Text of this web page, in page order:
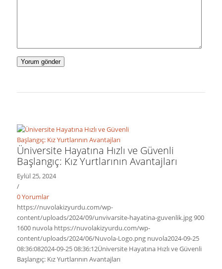
Üniversite Hayatına Hızlı ve Güvenli
Başlangıç: Kız Yurtlarının Avantajları
Eylül 25, 2024
/
0 Yorumlar
https://nuvolakizyurdu.com/wp-
content/uploads/2024/09/unvivarsite-hayatina-guvenlik.jpg900
1600 nuvola https://nuvolakizyurdu.com/wp-
content/uploads/2024/06/Nuvola-Logo.png nuvola2024-09-25
08:36:082024-09-25 08:36:12Üniversite Hayatına Hızlı ve Güvenli
Başlangıç: Kız Yurtlarının Avantajları